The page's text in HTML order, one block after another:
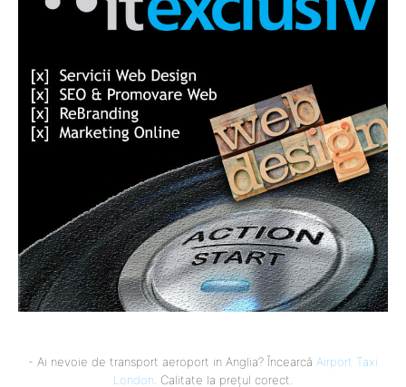
- Ai nevoie de transport aeroport in Anglia? Încearcă Airport Taxi
London. Calitate la prețul corect.